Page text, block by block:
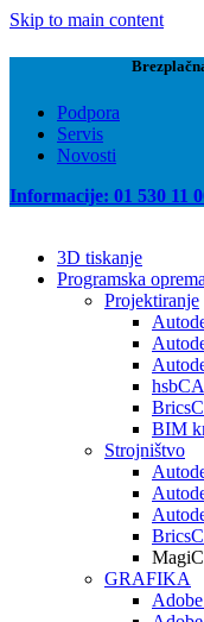
Skip to main content
Podpora
Servis
Novosti
Informacije: 01 530 11
3D tiskanje
Programska oprema
Projektiranje
BIM
Strojništvo
GRAFIKA